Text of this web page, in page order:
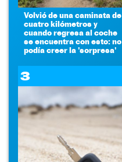
Volvió de una caminata de
cuatro kilómetros y
cuando regresa al coche
se encuentra con esto: no
podía creer la 'sorpresa'
3